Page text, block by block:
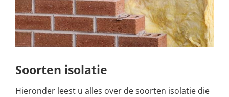
Soorten isolatie
Hieronder leest u alles over de soorten isolatie die